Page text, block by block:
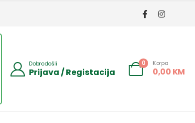
Dobrodošli
Prijava / Registacija
0 Korpa
0,00 KM